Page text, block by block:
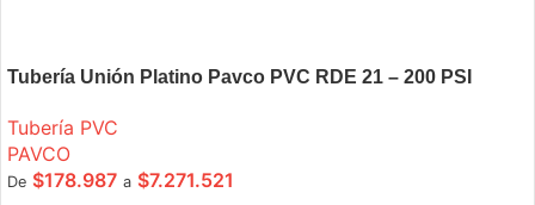
Tubería Unión Platino Pavco PVC RDE 21 – 200 PSI
Tubería PVC
PAVCO
De $178.987 a $7.271.521